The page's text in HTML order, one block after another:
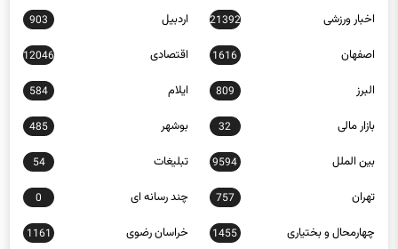
اخبار تکنولوژی 272 اخبار روز 16152
اخبار ورزشی 21392 اردبیل 903
اصفهان 1616 اقتصادی 12046
البرز 809
584
بازار مالی 32 بوشهر 485
بین الملل 9594 تبلیغات 54
تهران 757 چند رسانه ای 0